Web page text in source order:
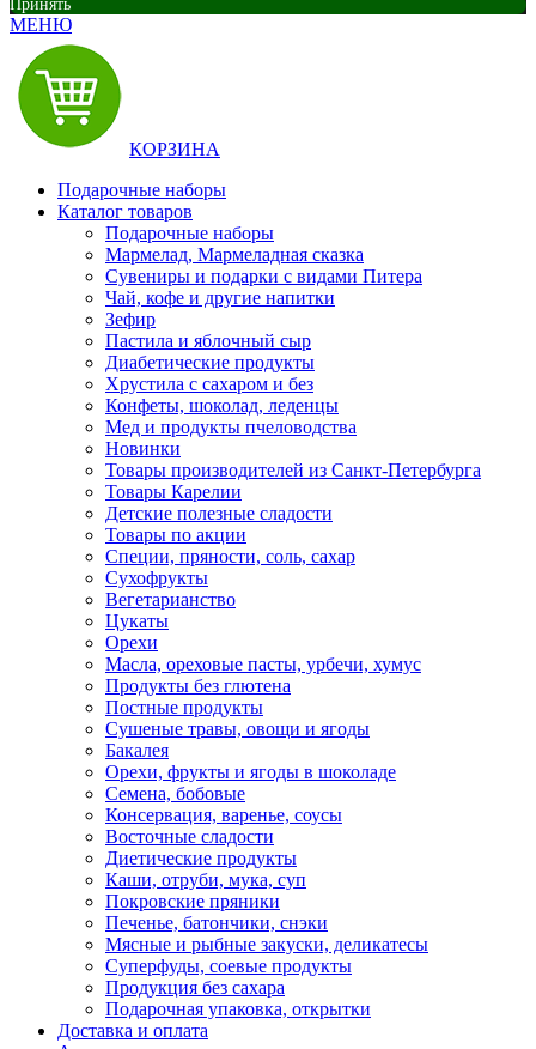
Принять
МЕНЮ
КОРЗИНА
Подарочные наборы
Каталог товаров
Подарочные наборы
Мармелад, Мармеладная сказка
Сувениры и подарки с видами Питера
Чай, кофе и другие напитки
Зефир
Пастила и яблочный сыр
Диабетические продукты
Хрустила с сахаром и без
Конфеты, шоколад, леденцы
Мед и продукты пчеловодства
Новинки
Товары производителей из Санкт-Петербурга
Товары Карелии
Детские полезные сладости
Товары по акции
Специи, пряности, соль, сахар
Сухофрукты
Вегетарианство
Цукаты
Орехи
Масла, ореховые пасты, урбечи, хумус
Продукты без глютена
Постные продукты
Сушеные травы, овощи и ягоды
Бакалея
Орехи, фрукты и ягоды в шоколаде
Семена, бобовые
Консервация, варенье, соусы
Восточные сладости
Диетические продукты
Каши, отруби, мука, суп
Покровские пряники
Печенье, батончики, снэки
Мясные и рыбные закуски, деликатесы
Суперфуды, соевые продукты
Продукция без сахара
Подарочная упаковка, открытки
Доставка и оплата